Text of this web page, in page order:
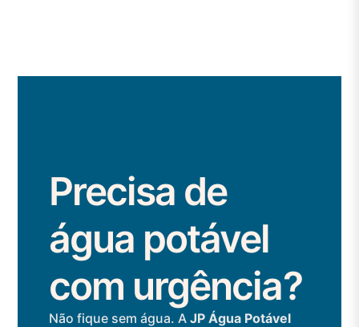
Precisa de
água potável
com urgência?
Não fique sem água. A JP Água Potável